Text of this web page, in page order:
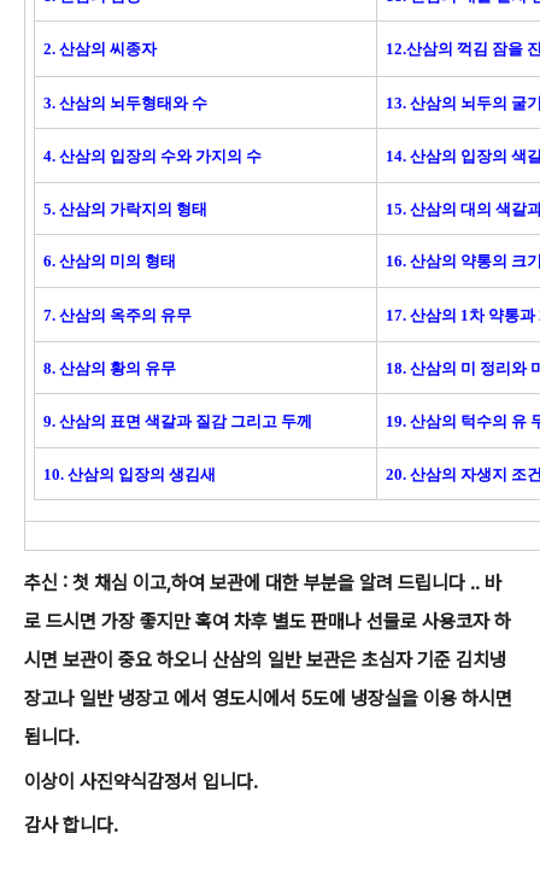
2. 산삼의 씨종자 12.산삼의 꺽김 잠을
3. 산삼의 뇌두형태와 수 13. 산삼의 뇌두의 굴
4. 산삼의 입장의 수와 가지의 수 14. 산삼의 입장의 색
5. 산삼의 가락지의 형태 15. 산삼의 대의 색갈
6. 산삼의 미의 형태 16. 산삼의 약통의 크
7. 산삼의 옥주의 유무 17. 산삼의 1차 약통
8. 산삼의 황의 유무 18. 산삼의 미 정리와
9. 산삼의 표면 색갈과 질감 그리고 두께 19. 산삼의 턱수의 유
10. 산삼의 입장의 생김새 20. 산삼의 자생지 조
추신 : 첫 채심 이고,하여 보관에 대한 부분을 알려 드립니다 .. 바
로 드시면 가장 좋지만 혹여 차후 별도 판매나 선물로 사용코자 하
시면 보관이 중요 하오니 산삼의 일반 보관은 초심자 기준 김치냉
장고나 일반 냉장고 에서 영도시에서 5도에 냉장실을 이용 하시면
됩니다.
이상이 사진약식감정서 입니다.
감사 합니다.